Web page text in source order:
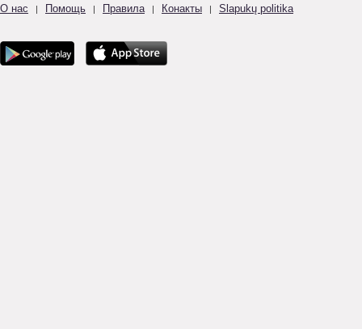
О нас | Помощь | Правила | Конакты | Slapukų politika